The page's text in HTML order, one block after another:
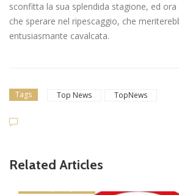
sconfitta la sua splendida stagione, ed
che sperare nel ripescaggio, che
entusiasmante cavalcata.
Tags Top News TopNews
Related Articles